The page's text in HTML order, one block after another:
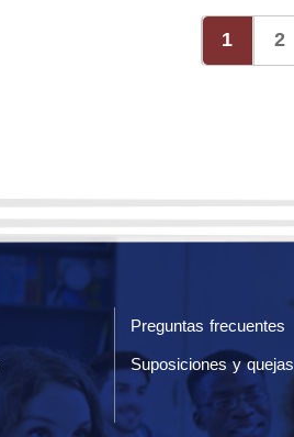
1 2
Preguntas frecuentes
Suposiciones y quejas